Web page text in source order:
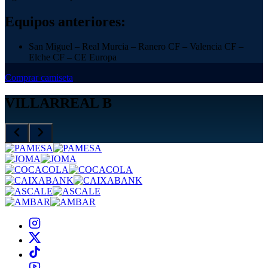
Equipos anteriores:
San Miguel – Real Murcia – Ranero CF – Valencia CF –
Elche CF – CE Europa
Comprar camiseta
VILLARREAL B